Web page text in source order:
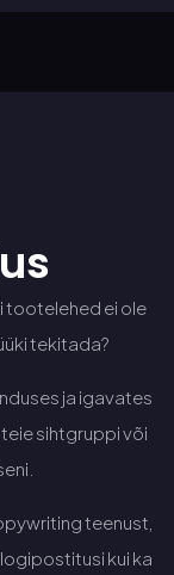
tootelehed ei ole
tekitada?
ja igavates
sihtgruppi või
teenust,
kui ka